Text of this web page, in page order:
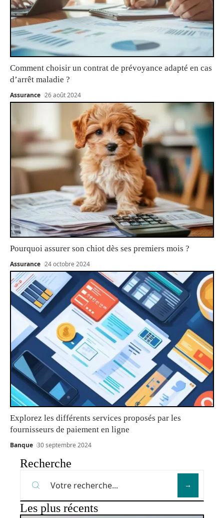
Comment choisir un contrat de prévoyance adapté en cas
d’arrêt maladie ?
Assurance 26 août 2024
Pourquoi assurer son chiot dès ses premiers mois ?
Assurance 24 octobre 2024
Explorez les différents services proposés par les
fournisseurs de paiement en ligne
Banque 30 septembre 2024
Recherche
Les plus récents